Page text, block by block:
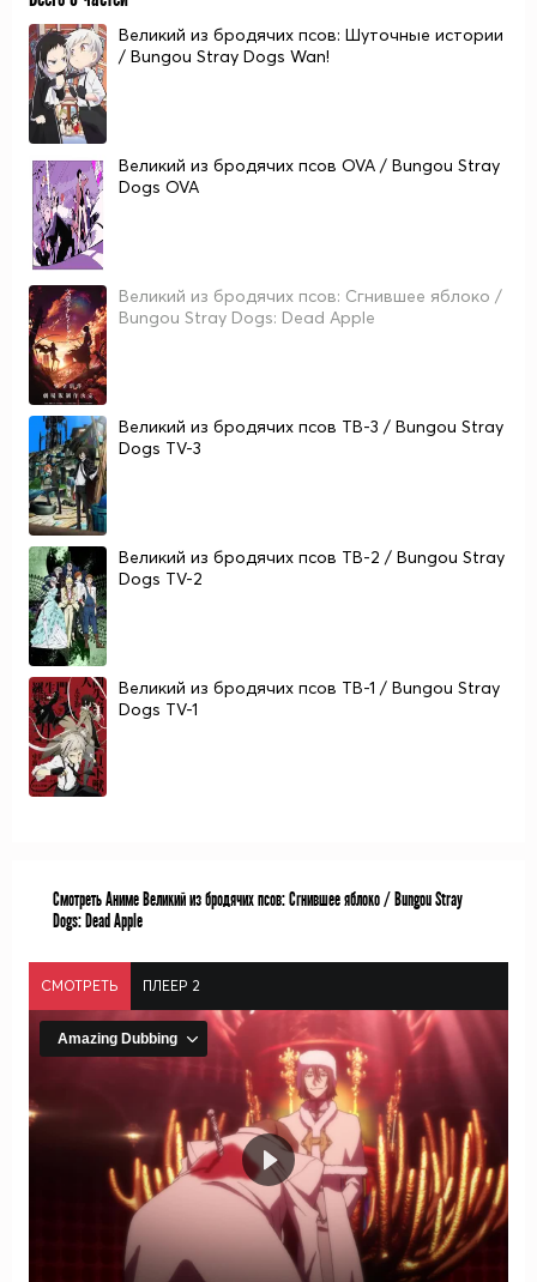
Великий из бродячих псов: Шуточные истории
/ Bungou Stray Dogs Wan!
Великий из бродячих псов OVA / Bungou Stray
Dogs OVA
Великий из бродячих псов: Сгнившее яблоко /
Bungou Stray Dogs: Dead Apple
Великий из бродячих псов ТВ-3 / Bungou Stray
Dogs TV-3
Великий из бродячих псов ТВ-2 / Bungou Stray
Dogs TV-2
Великий из бродячих псов ТВ-1 / Bungou Stray
Dogs TV-1
Смотреть Аниме Великий из бродячих псов: Сгнившее яблоко / Bungou Stray
Dogs: Dead Apple
СМОТРЕТЬ ПЛЕЕР 2